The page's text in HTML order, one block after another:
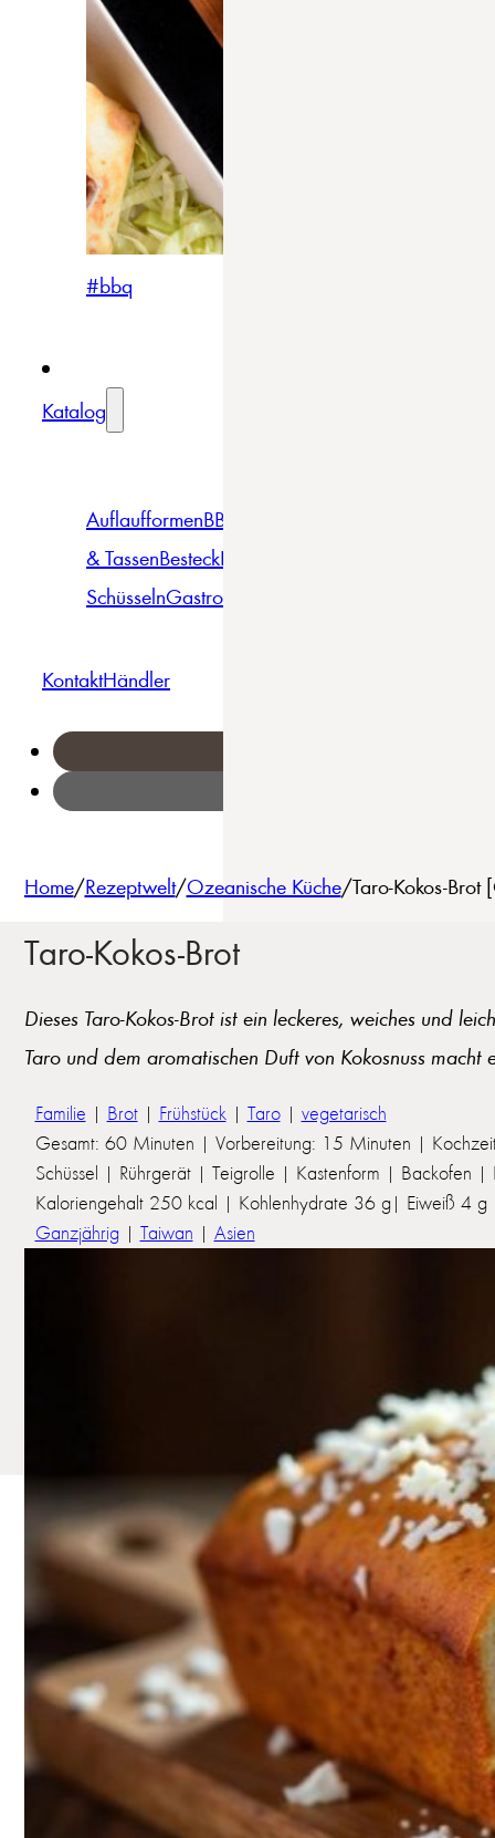
#bbq
Katalog
AuflaufformenBBQ
& TassenBesteckBowls &
SchüsselnGastro
KontaktHändler
Home/Rezeptwelt/Ozeanische Küche/Taro-Kokos-
Taro-Kokos-Brot
Dieses Taro-Kokos-Brot ist ein leckeres, weiches und
Taro und dem aromatischen Duft von Kokosnuss
Familie | Brot| Frühstück| Taro| vegetarisch
Gesamt: 60 Minuten | Vorbereitung: 15 Minuten |
Schüssel | Rührgerät | Teigrolle | Kastenform | Backofen
Kaloriengehalt 250 kcal | Kohlenhydrate 36 g| Eiweiß 4
Ganzjährig | Taiwan | Asien